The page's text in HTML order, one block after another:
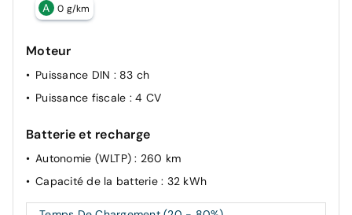
A 0 g/km
Moteur
Puissance DIN : 83 ch
Puissance fiscale : 4 CV
Batterie et recharge
Autonomie (WLTP): 260 km
Capacité de la batterie : 32 kWh